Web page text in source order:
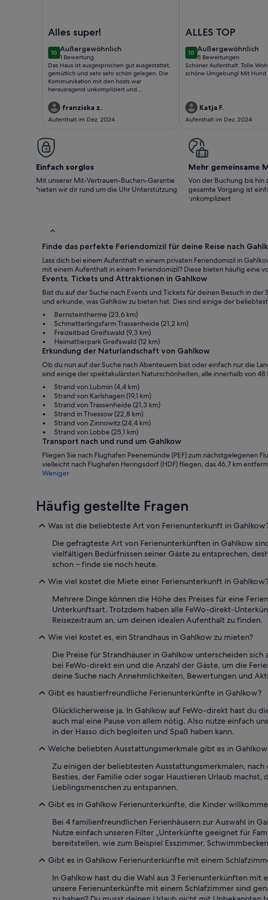
Alles super!
1010 von 10
Außergewöhnlich
außergewöhnlich
1 Bewertung
(1
bewertung)
Das Haus ist ausgesprochen gut ausgestattet,
gemütlich und sehr sehr schön gelegen. Die
Kommunikation mit den hosts war
herausragend unkompliziert und
wieder!franziska z.
Aufenthalt im Dez. 2024
ALLES TOP
1010 von 10
Außergewöhnlich
außergewöhnlich
5 Bewertungen
(5
bewertungen)
Schöner Aufenthalt. Tolle
schöne Umgebung! Mit
Katja F.
Aufenthalt im Dez. 2024
Einfach sorglos
Mit unserer Mit-Vertrauen-Buchen-Garantie
bieten wir dir rund um die Uhr Unterstützung
Mehr gemeinsame
Von der Buchung bis hin
gesamte Vorgang ist
unkompliziert
Finde das perfekte Feriendomizil für deine Reise nach
Lass dich bei einem Aufenthalt in einem privaten Feriendomizil in
mit einem Aufenthalt in einem Feriendomizil? Diese bieten häufig eine
Events, Tickets und Attraktionen in Gahlkow
Bist du auf der Suche nach Events und Tickets für deinen Besuch in
und erkunde, was Gahlkow zu bieten hat. Dies sind einige der
Bernsteintherme (23,6 km)
Schmetterlingsfarm Trassenheide (21,2 km)
Freizeitbad Greifswald (9,3 km)
Heimattierpark Greifswald (12 km)
Erkundung der Naturlandschaft von Gahlkow
Ob du nun auf der Suche nach Abenteuern bist oder einfach nur die
sind einige der spektakulärsten Naturschönheiten, alle innerhalb von
Strand von Lubmin (4,4 km)
Strand von Karlshagen (19,1 km)
Strand von Trassenheide (21,3 km)
Strand in Thiessow (22,8 km)
Strand von Zinnowitz (24,4 km)
Strand von Lobbe (25,1 km)
Transport nach und rund um Gahlkow
Fliegen Sie nach Flughafen Peenemünde (PEF) zum nächstgelegenen
vielleicht nach Flughafen Heringsdorf (HDF) fliegen, das 46,7 km
Weniger
Häufig gestellte Fragen
Was ist die beliebteste Art von Ferienunterkunft in
Die gefragteste Art von Ferienunterkünften in Gahlkow
vielfältigen Bedürfnissen seiner Gäste zu entsprechen,
schon – finde sie noch heute.
Wie viel kostet die Miete einer Ferienunterkunft in
Mehrere Dinge können die Höhe des Preises für eine
Unterkunftsart. Trotzdem haben alle FeWo-direkt-
Reisezeitraum an, um deinen idealen Aufenthalt zu finden.
Wie viel kostet es, ein Strandhaus in Gahlkow zu mieten?
Die Preise für Strandhäuser in Gahlkow unterscheiden
bei FeWo-direkt ein und die Anzahl der Gäste, um die
deine Suche nach Annehmlichkeiten, Bewertungen und
Gibt es haustierfreundliche Ferienunterkünfte in Gahlkow?
Glücklicherweise ja. In Gahlkow auf FeWo-direkt hast du
auch mal eine Pause von allem nötig. Also nutze einfach
in der Hasso dich begleiten und Spaß haben kann.
Welche beliebten Ausstattungsmerkmale gibt es in
Zu einigen der beliebtesten Ausstattungsmerkmalen,
Besties, der Familie oder sogar Haustieren Urlaub
Lieblingsmenschen zu entspannen.
Gibt es in Gahlkow Ferienunterkünfte, die Kinder
Bei 4 familienfreundlichen Ferienhäusern zur Auswahl in
Nutze einfach unseren Filter „Unterkünfte geeignet für
bereitstellen, wie zum Beispiel Esszimmer,
Gibt es in Gahlkow Ferienunterkünfte mit einem
In Gahlkow hast du die Wahl aus 3 Ferienunterkünften mit
unsere Ferienunterkünfte mit einem Schlafzimmer sind